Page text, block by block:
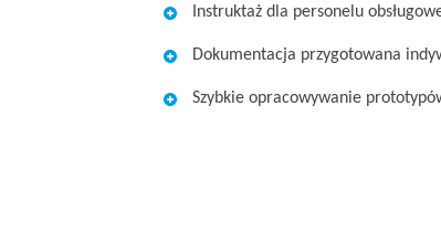
Instruktaż dla personelu
Dokumentacja przygotowana
Szybkie opracowywanie